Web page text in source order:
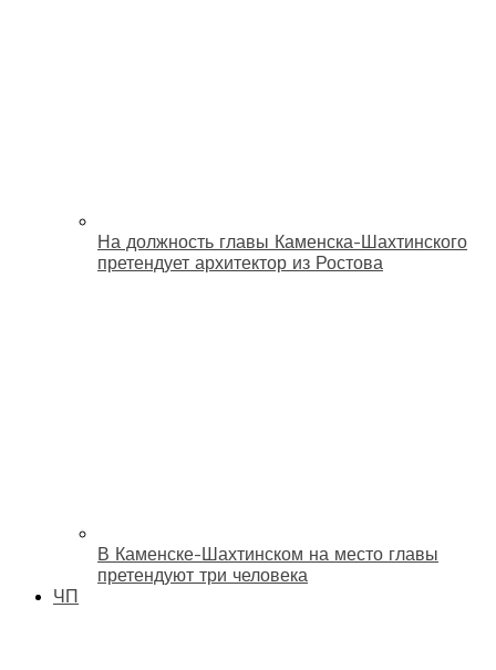
На должность главы Каменска-Шахтинского
претендует архитектор из Ростова
В Каменске-Шахтинском на место главы
претендуют три человека
ЧП